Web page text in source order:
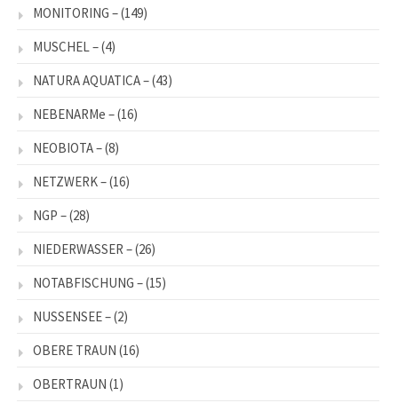
MONITORING –(149)
MUSCHEL –(4)
NATURA AQUATICA –(43)
NEBENARMe –(16)
NEOBIOTA –(8)
NETZWERK –(16)
NGP –(28)
NIEDERWASSER –(26)
NOTABFISCHUNG –(15)
NUSSENSEE –(2)
OBERE TRAUN (16)
OBERTRAUN (1)